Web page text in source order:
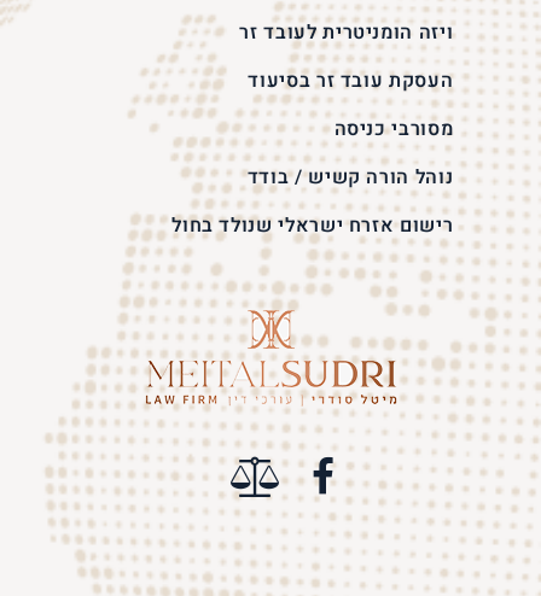
ויזה הומניטרית לעובד זר
העסקת עובד זר בסיעוד
מסורבי כניסה
נוהל הורה קשיש / בודד
רישום אזרח ישראלי שנולד בחול